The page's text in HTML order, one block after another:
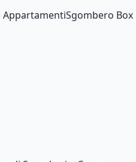
AppartamentiSgombero Box